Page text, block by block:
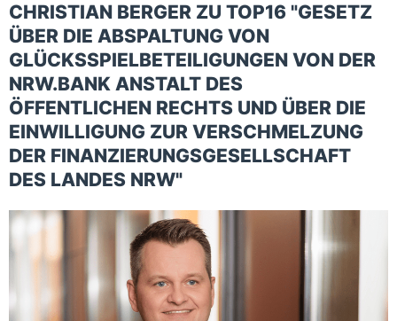
CHRISTIAN BERGER ZU TOP16 "GESETZ
ÜBER DIE ABSPALTUNG VON
GLÜCKSSPIELBETEILIGUNGEN VON DER
NRW.BANK ANSTALT DES
ÖFFENTLICHEN RECHTS UND ÜBER DIE
EINWILLIGUNG ZUR VERSCHMELZUNG
DER FINANZIERUNGSGESELLSCHAFT
DES LANDES NRW"